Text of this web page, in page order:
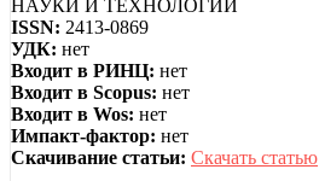
НАУКИ И ТЕХНОЛОГИЙ
ISSN: 2413-0869
УДК: нет
Входит в РИНЦ: нет
Входит в Scopus: нет
Входит в Wos: нет
Импакт-фактор: нет
Скачивание статьи: Скачать статью